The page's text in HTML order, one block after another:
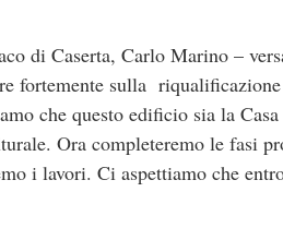
di Caserta, Carlo Marino –
fortemente sulla
che questo edificio sia la
Ora completeremo le fasi
i lavori. Ci aspettiamo che